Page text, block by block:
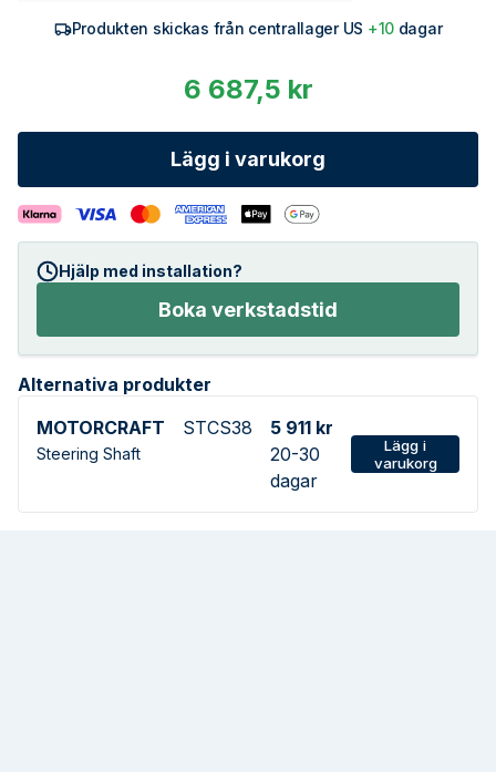
Produkten skickas från centrallager US +10 dagar
6 687,5 kr
Lägg i varukorg
Hjälp med installation?
Boka verkstadstid
Alternativa produkter
MOTORCRAFT
STCS38
Steering Shaft
5 911 kr
20-30
dagar
Lägg i
varukorg